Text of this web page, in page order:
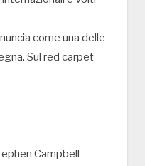
come una delle
Sul red carpet
Campbell